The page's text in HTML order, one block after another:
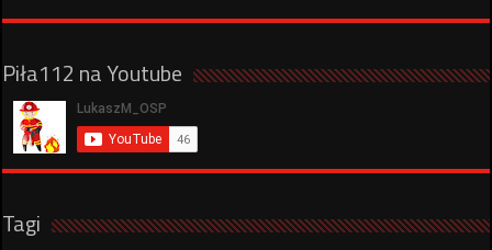
Piła112 na Youtube
Tagi